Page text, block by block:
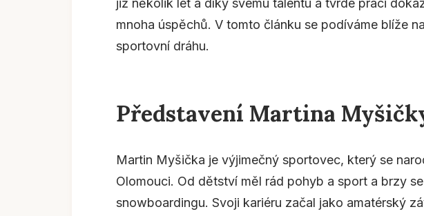
již několik let a díky svému talentu a tvrdé práci
mnoha úspěchů. V tomto článku se podíváme blíže
sportovní dráhu.
Představení Martina
Martin Myšička je výjimečný sportovec, který se
Olomouci. Od dětství měl rád pohyb a sport a brzy
snowboardingu. Svoji kariéru začal jako amatérský